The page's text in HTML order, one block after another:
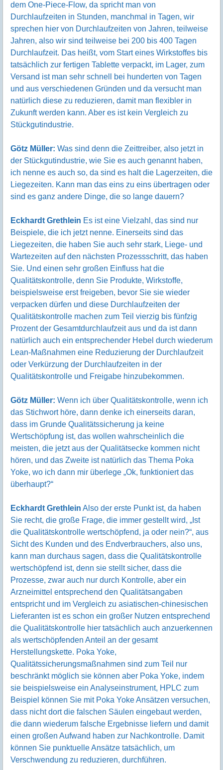
dem One-Piece-Flow, da spricht man von
Durchlaufzeiten in Stunden, manchmal in Tagen, wir
sprechen hier von Durchlaufzeiten von Jahren, teilweise
Jahren, also wir sind teilweise bei 200 bis 400 Tagen
Durchlaufzeit. Das heißt, vom Start eines Wirkstoffes bis
tatsächlich zur fertigen Tablette verpackt, im Lager, zum
Versand ist man sehr schnell bei hunderten von Tagen
und aus verschiedenen Gründen und da versucht man
natürlich diese zu reduzieren, damit man flexibler in
Zukunft werden kann. Aber es ist kein Vergleich zu
Stückgutindustrie.
Götz Müller: Was sind denn die Zeittreiber, also jetzt in
der Stückgutindustrie, wie Sie es auch genannt haben,
ich nenne es auch so, da sind es halt die Lagerzeiten, die
Liegezeiten. Kann man das eins zu eins übertragen oder
sind es ganz andere Dinge, die so lange dauern?
Eckhardt Grethlein Es ist eine Vielzahl, das sind nur
Beispiele, die ich jetzt nenne. Einerseits sind das
Liegezeiten, die haben Sie auch sehr stark, Liege- und
Wartezeiten auf den nächsten Prozessschritt, das haben
Sie. Und einen sehr großen Einfluss hat die
Qualitätskontrolle, denn Sie Produkte, Wirkstoffe,
beispielsweise erst freigeben, bevor Sie sie wieder
verpacken dürfen und diese Durchlaufzeiten der
Qualitätskontrolle machen zum Teil vierzig bis fünfzig
Prozent der Gesamtdurchlaufzeit aus und da ist dann
natürlich auch ein entsprechender Hebel durch wiederum
Lean-Maßnahmen eine Reduzierung der Durchlaufzeit
oder Verkürzung der Durchlaufzeiten in der
Qualitätskontrolle und Freigabe hinzubekommen.
Götz Müller: Wenn ich über Qualitätskontrolle, wenn ich
das Stichwort höre, dann denke ich einerseits daran,
dass im Grunde Qualitätssicherung ja keine
Wertschöpfung ist, das wollen wahrscheinlich die
meisten, die jetzt aus der Qualitätsecke kommen nicht
hören, und das Zweite ist natürlich das Thema Poka
Yoke, wo ich dann mir überlege „Ok, funktioniert das
überhaupt?“
Eckhardt Grethlein Also der erste Punkt ist, da haben
Sie recht, die große Frage, die immer gestellt wird, „Ist
die Qualitätskontrolle wertschöpfend, ja oder nein?“, aus
Sicht des Kunden und des Endverbrauchers, also uns,
kann man durchaus sagen, dass die Qualitätskontrolle
wertschöpfend ist, denn sie stellt sicher, dass die
Prozesse, zwar auch nur durch Kontrolle, aber ein
Arzneimittel entsprechend den Qualitätsangaben
entspricht und im Vergleich zu asiatischen-chinesischen
Lieferanten ist es schon ein großer Nutzen entsprechend
die Qualitätskontrolle hier tatsächlich auch anzuerkennen
als wertschöpfenden Anteil an der gesamt
Herstellungskette. Poka Yoke,
Qualitätssicherungsmaßnahmen sind zum Teil nur
beschränkt möglich sie können aber Poka Yoke, indem
sie beispielsweise ein Analyseinstrument, HPLC zum
Beispiel können Sie mit Poka Yoke Ansätzen versuchen,
dass nicht dort die falschen Säulen eingebaut werden,
die dann wiederum falsche Ergebnisse liefern und damit
einen großen Aufwand haben zur Nachkontrolle. Damit
können Sie punktuelle Ansätze tatsächlich, um
Verschwendung zu reduzieren, durchführen.